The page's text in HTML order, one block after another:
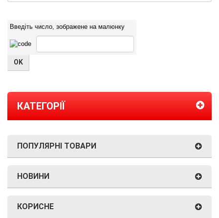
Введіть число, зображене на малюнку
КАТЕГОРІЇ
ПОПУЛЯРНІ ТОВАРИ
НОВИНИ
КОРИСНЕ